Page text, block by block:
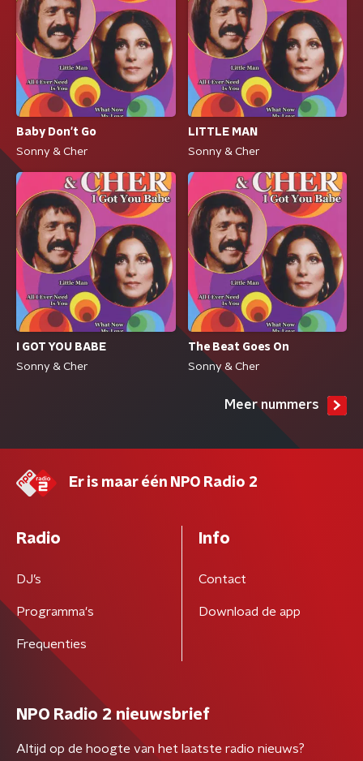
Baby Don't Go
Sonny & Cher
LITTLE MAN
Sonny & Cher
I GOT YOU BABE
Sonny & Cher
The Beat Goes On
Sonny & Cher
Meer nummers
Er is maar één NPO Radio 2
Radio
DJ’s
Programma's
Frequenties
Info
Contact
Download de app
NPO Radio 2 nieuwsbrief
Altijd op de hoogte van het laatste radio nieuws?